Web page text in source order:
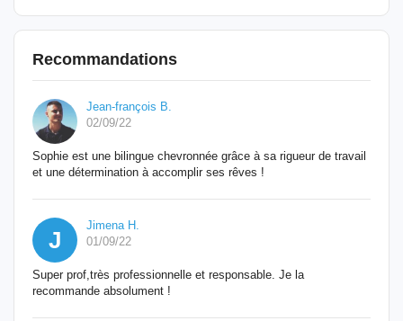
Recommandations
Jean-françois B.
02/09/22
Sophie est une bilingue chevronnée grâce à sa rigueur de travail
et une détermination à accomplir ses rêves !
J
Jimena H.
01/09/22
Super prof,très professionnelle et responsable. Je la
recommande absolument !